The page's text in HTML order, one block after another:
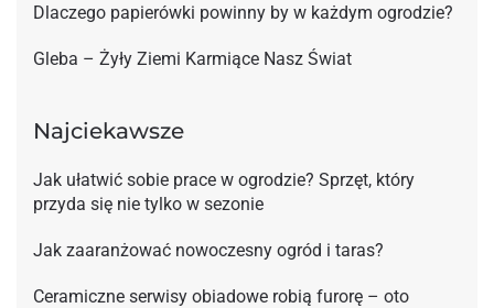
Dlaczego papierówki powinny by w każdym ogrodzie?
Gleba – Żyły Ziemi Karmiące Nasz Świat
Najciekawsze
Jak ułatwić sobie prace w ogrodzie? Sprzęt, który
przyda się nie tylko w sezonie
Jak zaaranżować nowoczesny ogród i taras?
Ceramiczne serwisy obiadowe robią furorę – oto